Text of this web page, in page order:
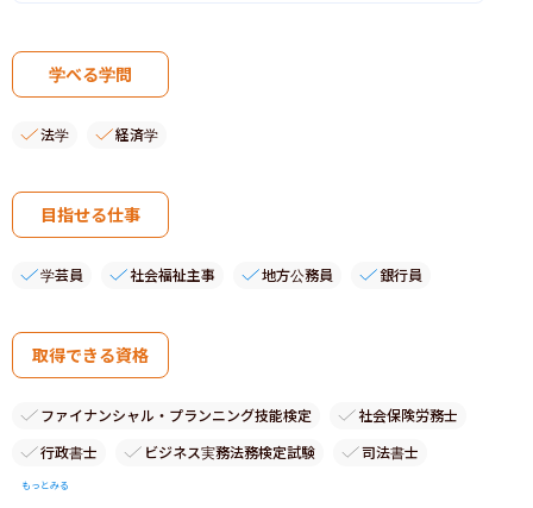
学べる学問
法学 経済学
目指せる仕事
学芸員 社会福祉主事 地方公務員 銀行員
取得できる資格
ファイナンシャル・プランニング技能検定
社会保険労務士
行政書士
ビジネス実務法務検定試験 司法書士
もっとみる